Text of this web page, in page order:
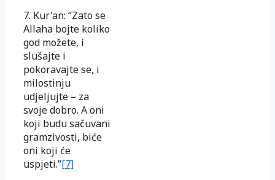
7. Kur'an: “Zato se
Allaha bojte koliko
god možete, i
slušajte i
pokoravajte se, i
milostinju
udjeljujte – za
svoje dobro. A oni
koji budu sačuvani
gramzivosti, biće
oni koji će
uspjeti.”[7]